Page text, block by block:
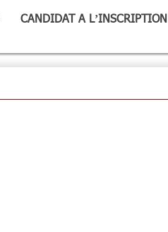
CANDIDAT A L’INSCRIPTION